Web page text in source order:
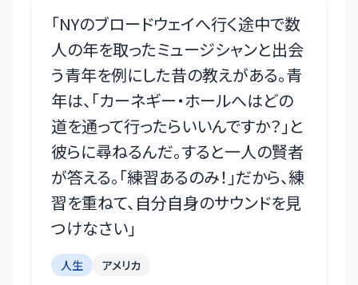
「NYのブロードウェイへ行く途中で数
人の年を取ったミュージシャンと出会
う青年を例にした昔の教えがある。青
年は、「カーネギー・ホールへはどの
道を通って行ったらいいんですか？」と
彼らに尋ねるんだ。すると一人の賢者
が答える。「練習あるのみ！」だから、練
習を重ねて、自分自身のサウンドを見
つけなさい」
人生 アメリカ